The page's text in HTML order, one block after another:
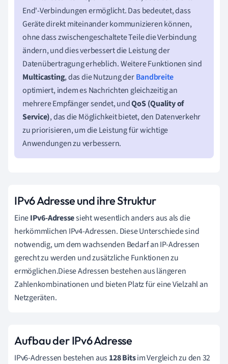
End'-Verbindungen ermöglicht. Das bedeutet, dass
Geräte direkt miteinander kommunizieren können,
ohne dass zwischengeschaltete Teile die Verbindung
ändern, und dies verbessert die Leistung der
Datenübertragung erheblich. Weitere Funktionen sind
Multicasting, das die Nutzung derBandbreite
optimiert, indem es Nachrichten gleichzeitig an
mehrere Empfänger sendet, undQoS (Quality of
Service), das die Möglichkeit bietet, den Datenverkehr
zu priorisieren, um die Leistung für wichtige
Anwendungen zu verbessern.
IPv6 Adresse und ihre Struktur
EineIPv6-Adressesieht wesentlich anders aus als die
herkömmlichen IPv4-Adressen. Diese Unterschiede sind
notwendig, um dem wachsenden Bedarf an IP-Adressen
gerecht zu werden und zusätzliche Funktionen zu
ermöglichen.Diese Adressen bestehen aus längeren
Zahlenkombinationen und bieten Platz für eine Vielzahl an
Netzgeräten.
Aufbau der IPv6 Adresse
IPv6-Adressen bestehen aus128 Bitsim Vergleich zu den 32